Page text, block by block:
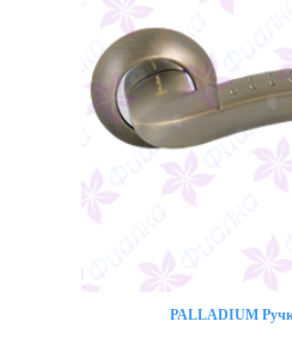
PALLADIUM